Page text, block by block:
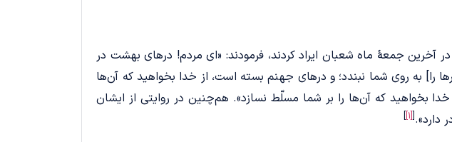
در آخرین جمعۀ ماه شعبان ایراد کردند، فرمودند: «ای مردم! درهای بهشت در
را] به روی شما نبندد؛ و درهای جهنم بسته است، از خدا بخواهید که آن‌ها
بخواهید که آن‌ها را بر شما مسلّط نسازد». هم‌چنین در روایتی از ایشان
[
[1]
]